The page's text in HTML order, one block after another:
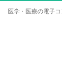
医学・医療の電子